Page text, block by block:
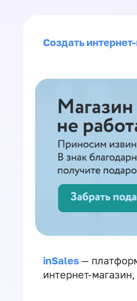
Создать
inSales —
интернет-